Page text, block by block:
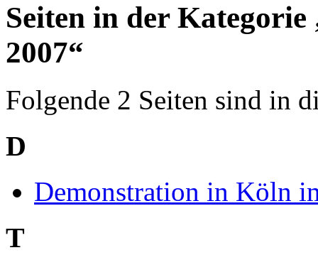
Seiten in der
2007“
Folgende 2 Seiten sind in
D
Demonstration in Köln
T